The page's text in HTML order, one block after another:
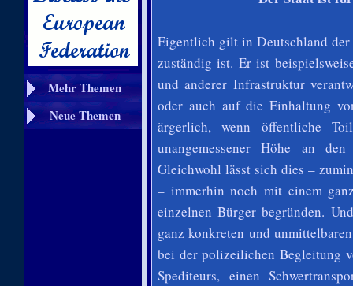
Mehr Themen
Neue Themen
Eigentlich gilt in Deutschland der
zuständig ist. Er ist
und anderer Infrastruktur
oder auch auf die Einhaltung
ärgerlich, wenn öffentliche
unangemessener Höhe an
Gleichwohl lässt sich dies –
– immerhin noch mit einem
einzelnen Bürger begründen.
ganz konkreten und
bei der polizeilichen Begleitung
Spediteurs, einen